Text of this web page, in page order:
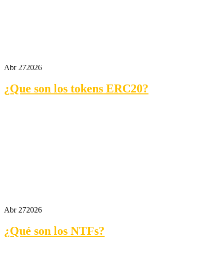
Abr 272026
¿Que son los tokens ERC20?
Abr 272026
¿Qué son los NTFs?